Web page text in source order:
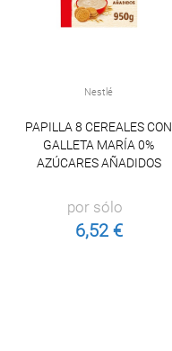
Nestlé
PAPILLA 8 CEREALES CON
GALLETA MARÍA 0%
AZÚCARES AÑADIDOS
por sólo
6,52 €